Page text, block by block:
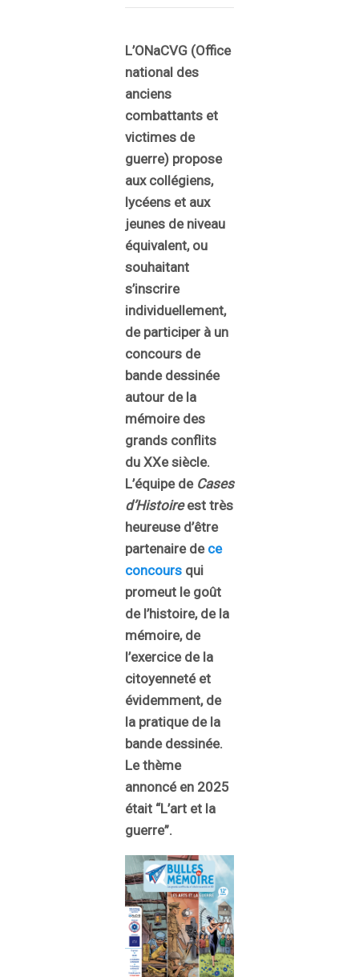
L’ONaCVG (Office
national des
anciens
combattants et
victimes de
guerre) propose
aux collégiens,
lycéens et aux
jeunes de niveau
équivalent, ou
souhaitant
s’inscrire
individuellement,
de participer à un
concours de
bande dessinée
autour de la
mémoire des
grands conflits
du XXe siècle.
L’équipe de Cases
d’Histoireest très
heureuse d’être
partenaire de ce
concours qui
promeut le goût
de l’histoire, de la
mémoire, de
l’exercice de la
citoyenneté et
évidemment, de
la pratique de la
bande dessinée.
Le thème
annoncé en 2025
était “L’art et la
guerre”.